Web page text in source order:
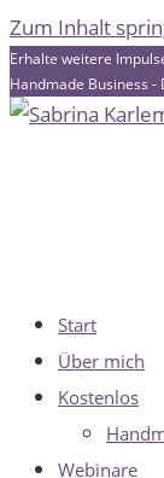
Zum Inhalt
Erhalte weitere
Handmade Business
Start
Über mich
Kostenlos
Webinare